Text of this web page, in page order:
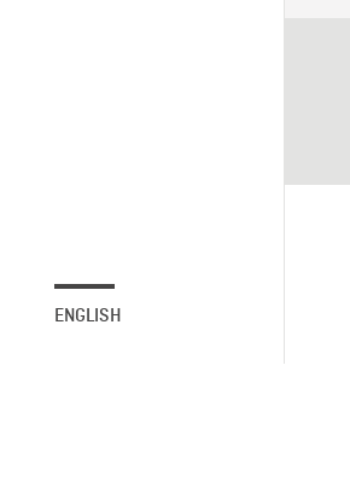
ENGLISH